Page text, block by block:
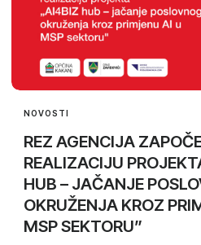
NOVOSTI
REZ AGENCIJA
REALIZACIJU
HUB – JAČANJE
OKRUŽENJA KROZ
MSP SEKTORU”